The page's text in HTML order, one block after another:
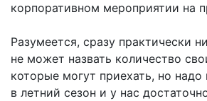
корпоративном мероприятии на
Разумеется, сразу практически
не может назвать количество
которые могут приехать, но надо
в летний сезон и у нас